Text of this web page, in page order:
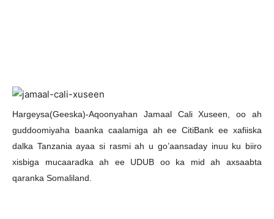
Hargeysa(Geeska)-Aqoonyahan Jamaal Cali Xuseen, oo ah
guddoomiyaha baanka caalamiga ah ee CitiBank ee xafiiska
dalka Tanzania ayaa si rasmi ah u go’aansaday inuu ku biiro
xisbiga mucaaradka ah ee UDUB oo ka mid ah axsaabta
qaranka Somaliland.